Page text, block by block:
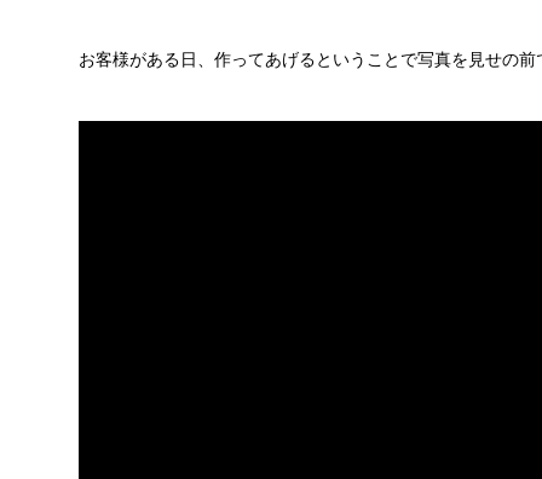
お客様がある日、作ってあげるということで写真を見せの